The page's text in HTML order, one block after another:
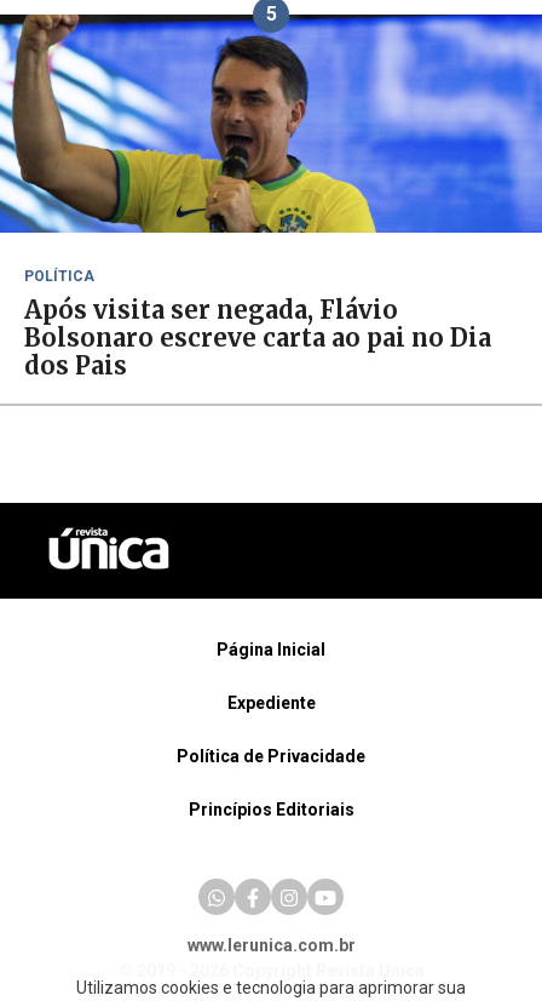
5
POLÍTICA
Após visita ser negada, Flávio
Bolsonaro escreve carta ao pai no Dia
dos Pais
Página Inicial
Expediente
Política de Privacidade
Princípios Editoriais
www.lerunica.com.br
Utilizamos cookies e tecnologia para aprimorar sua